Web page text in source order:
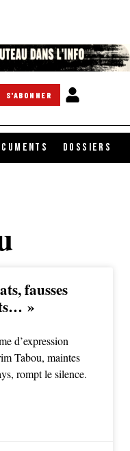
S'ABONNER
DOSSIERS
fausses
»
d’expression
Tabou, maintes
rompt le silence.